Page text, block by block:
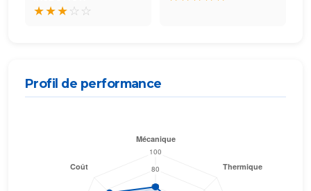
★★★☆ ☆
Profil de performance